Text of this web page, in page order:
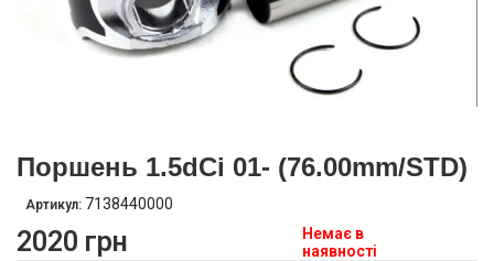
Поршень 1.5dCi 01- (76.00mm/STD)
Артикул: 7138440000
2020 грн
Немає в
наявності